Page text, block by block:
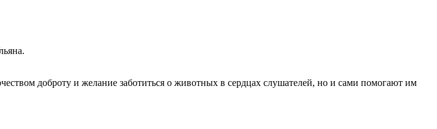
доброту и желание заботиться о животных в сердцах слушателей, но и сами помогают им